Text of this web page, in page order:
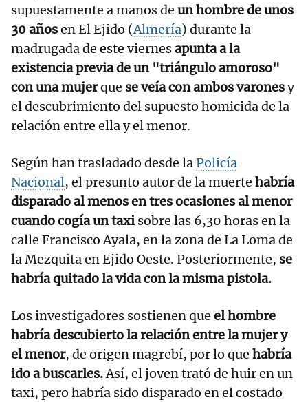
supuestamente a manos de un hombre de unos
30 añosen El Ejido (Almería) durante la
madrugada de este viernesapunta a la
existencia previa de un "triángulo amoroso"
con una mujerque se veía con ambos varonesy
el descubrimiento del supuesto homicida de la
relación entre ella y el menor.
Según han trasladado desde laPolicía
Nacional, el presunto autor de la muerte habría
disparado al menos en tres ocasiones al menor
cuando cogía un taxisobre las 6,30 horas en la
calle Francisco Ayala, en la zona de La Loma de
la Mezquita en Ejido Oeste. Posteriormente, se
habría quitado la vida con la misma pistola.
Los investigadores sostienen que el hombre
habría descubierto la relación entre la mujer y
el menor, de origen magrebí, por lo que habría
ido a buscarles.Así, el joven trató de huir en un
taxi, pero habría sido disparado en el costado